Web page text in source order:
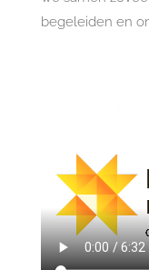
begeleiden en